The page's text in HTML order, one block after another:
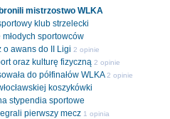
mistrzostwo WLKA
klub strzelecki
sportowców
o awans do II Ligi 2 opinie
oraz kulturę fizyczną 2 opinie
do półfinałów WLKA 2 opinie
koszykówki
stypendia sportowe
pierwszy mecz 1 opinia